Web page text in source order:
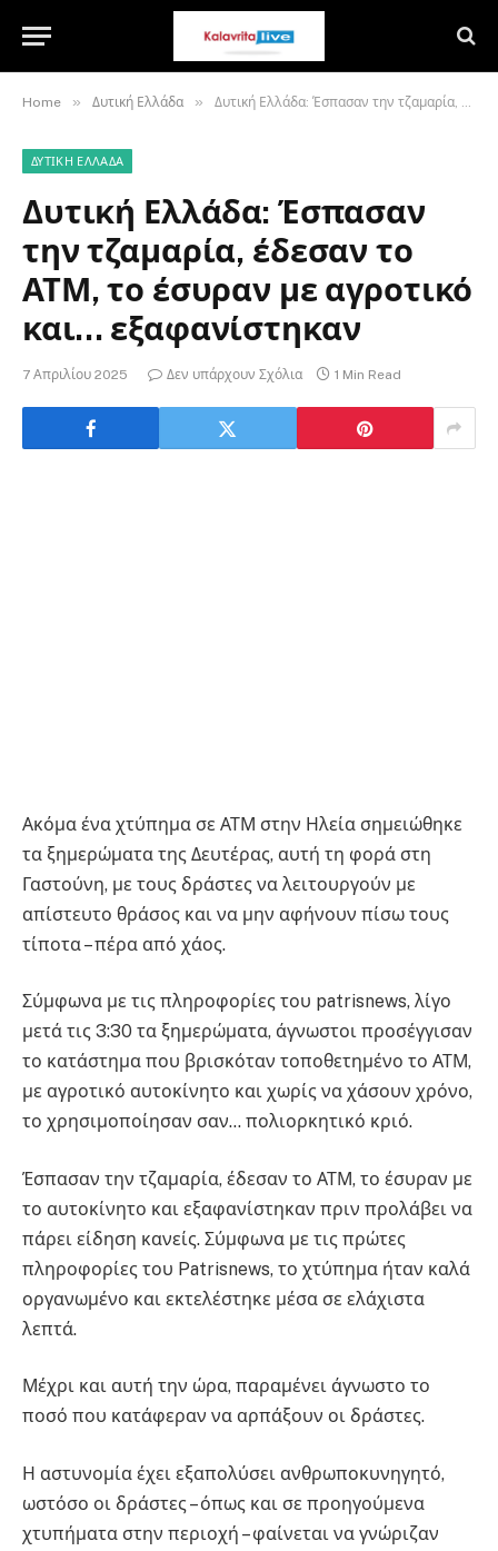
Home » Δυτική Ελλάδα » Δυτική Ελλάδα: Έσπασαν την τζαμαρία, έδεσαν το ΑΤΜ, το έσυραν με αγροτικό και… εξαφανίστηκαν
ΔΥΤΙΚΉ ΕΛΛΆΔΑ
Δυτική Ελλάδα: Έσπασαν
την τζαμαρία, έδεσαν το
ΑΤΜ, το έσυραν με αγροτικό
και… εξαφανίστηκαν
7 Απριλίου 2025 Δεν υπάρχουν Σχόλια 1 Min Read
Ακόμα ένα χτύπημα σε ΑΤΜ στην Ηλεία σημειώθηκε
τα ξημερώματα της Δευτέρας, αυτή τη φορά στη
Γαστούνη, με τους δράστες να λειτουργούν με
απίστευτο θράσος και να μην αφήνουν πίσω τους
τίποτα – πέρα από χάος.
Σύμφωνα με τις πληροφορίες του patrisnews, λίγο
μετά τις 3:30 τα ξημερώματα, άγνωστοι προσέγγισαν
το κατάστημα που βρισκόταν τοποθετημένο το ΑΤΜ,
με αγροτικό αυτοκίνητο και χωρίς να χάσουν χρόνο,
το χρησιμοποίησαν σαν… πολιορκητικό κριό.
Έσπασαν την τζαμαρία, έδεσαν το ΑΤΜ, το έσυραν με
το αυτοκίνητο και εξαφανίστηκαν πριν προλάβει να
πάρει είδηση κανείς. Σύμφωνα με τις πρώτες
πληροφορίες του Patrisnews, το χτύπημα ήταν καλά
οργανωμένο και εκτελέστηκε μέσα σε ελάχιστα
λεπτά.
Μέχρι και αυτή την ώρα, παραμένει άγνωστο το
ποσό που κατάφεραν να αρπάξουν οι δράστες.
Η αστυνομία έχει εξαπολύσει ανθρωποκυνηγητό,
ωστόσο οι δράστες – όπως και σε προηγούμενα
χτυπήματα στην περιοχή – φαίνεται να γνώριζαν